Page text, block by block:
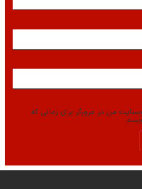
من در مرورگر برای زمانی که